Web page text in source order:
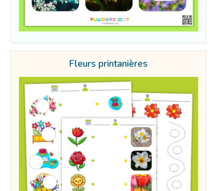
Fleurs printanières